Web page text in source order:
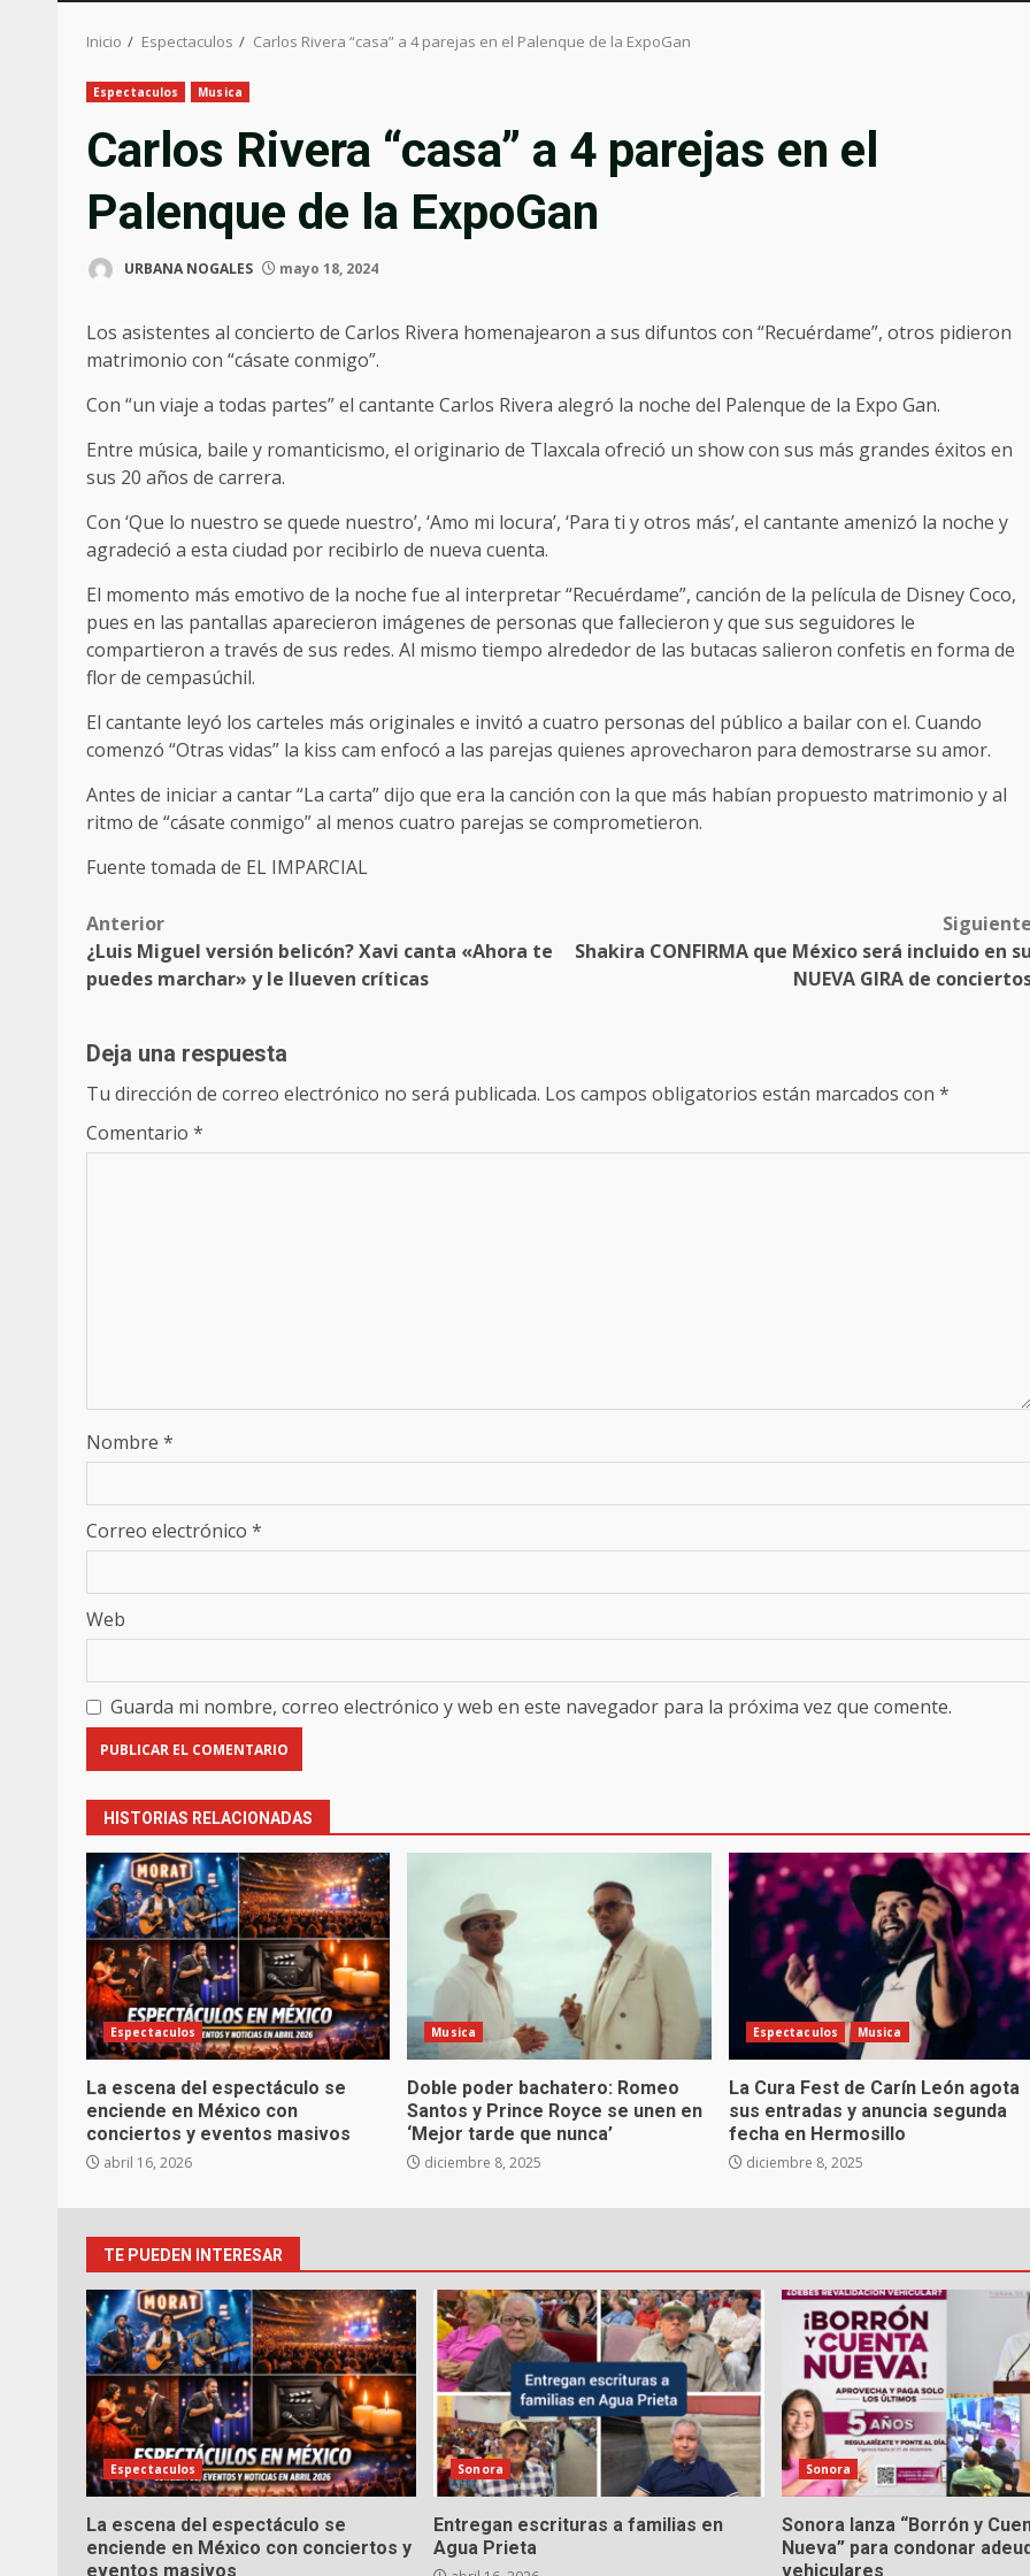
Inicio Espectaculos Carlos Rivera “casa” a 4 parejas en el Palenque de la ExpoGan
Espectaculos Musica
Carlos Rivera “casa” a 4 parejas en el
Palenque de la ExpoGan
URBANA NOGALES mayo 18, 2024
Los asistentes al concierto de Carlos Rivera homenajearon a sus difuntos con “Recuérdame”, otros pidieron
matrimonio con “cásate conmigo”.
Con “un viaje a todas partes” el cantante Carlos Rivera alegró la noche del Palenque de la Expo Gan.
Entre música, baile y romanticismo, el originario de Tlaxcala ofreció un show con sus más grandes éxitos en
sus 20 años de carrera.
Con ‘Que lo nuestro se quede nuestro’, ‘Amo mi locura’, ‘Para ti y otros más’, el cantante amenizó la noche y
agradeció a esta ciudad por recibirlo de nueva cuenta.
El momento más emotivo de la noche fue al interpretar “Recuérdame”, canción de la película de Disney Coco,
pues en las pantallas aparecieron imágenes de personas que fallecieron y que sus seguidores le
compartieron a través de sus redes. Al mismo tiempo alrededor de las butacas salieron confetis en forma de
flor de cempasúchil.
El cantante leyó los carteles más originales e invitó a cuatro personas del público a bailar con el. Cuando
comenzó “Otras vidas” la kiss cam enfocó a las parejas quienes aprovecharon para demostrarse su amor.
Antes de iniciar a cantar “La carta” dijo que era la canción con la que más habían propuesto matrimonio y al
ritmo de “cásate conmigo” al menos cuatro parejas se comprometieron.
Fuente tomada de EL IMPARCIAL
Post
navigation
Anterior
¿Luis Miguel versión belicón? Xavi canta «Ahora te
puedes marchar» y le llueven críticas
Siguiente
Shakira CONFIRMA que México será incluido en su
NUEVA GIRA de
Deja una respuesta
Tu dirección de correo electrónico no será publicada. Los campos obligatorios están marcados con *
Comentario *
Nombre *
Correo electrónico *
Web
Guarda mi nombre, correo electrónico y web en este navegador para la próxima vez que comente.
HISTORIAS RELACIONADAS
Espectaculos
La escena del espectáculo se
enciende en México con
conciertos y eventos masivos
abril 16, 2026
Musica
Doble poder bachatero: Romeo
Santos y Prince Royce se unen en
‘Mejor tarde que nunca’
diciembre 8, 2025
Espectaculos Musica
La Cura Fest de Carín León agota
sus entradas y anuncia segunda
fecha en Hermosillo
diciembre 8, 2025
TE PUEDEN INTERESAR
Espectaculos
La escena del espectáculo se
enciende en México con conciertos y
eventos masivos
Sonora
Entregan escrituras a familias en
Agua Prieta
Sonora
Sonora lanza “Borrón y
Nueva” para condonar
vehiculares